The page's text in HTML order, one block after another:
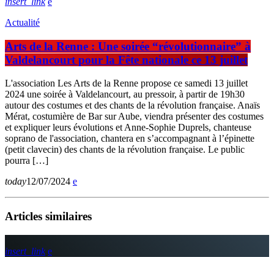
Actualité
Arts de la Renne : Une soirée “révolutionnaire” à
Valdelancourt pour la Fête nationale ce 13 juillet
L'association Les Arts de la Renne propose ce samedi 13 juillet
2024 une soirée à Valdelancourt, au pressoir, à partir de 19h30
autour des costumes et des chants de la révolution française. Anaïs
Mérat, costumière de Bar sur Aube, viendra présenter des costumes
et expliquer leurs évolutions et Anne-Sophie Duprels, chanteuse
soprano de l'association, chantera en s’accompagnant à l’épinette
(petit clavecin) des chants de la révolution française. Le public
pourra […]
today12/07/2024
Articles similaires
insert_link